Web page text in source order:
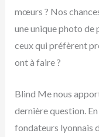
mœurs ? Nos
une unique photo de
ceux qui préfèrent
ont à faire ?
Blind Me nous
dernière question.
fondateurs lyonnais